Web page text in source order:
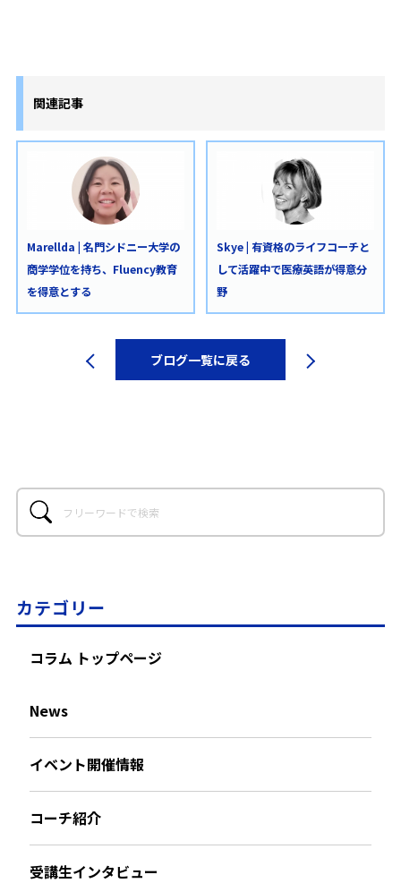
関連記事
Marellda | 名門シドニー大学の
商学学位を持ち、Fluency教育
を得意とする
Skye | 有資格のライフコーチと
して活躍中で医療英語が得意分
野
ブログ一覧に戻る
カテゴリー
コラム トップページ
News
イベント開催情報
コーチ紹介
受講生インタビュー